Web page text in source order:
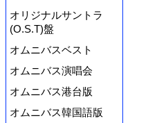
オリジナルサントラ
(O.S.T)盤
オムニバスベスト
オムニバス演唱会
オムニバス港台版
オムニバス韓国語版